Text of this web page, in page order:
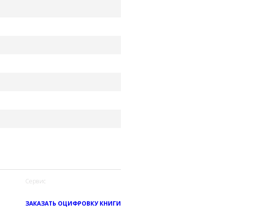
Сервис
ЗАКАЗАТЬ ОЦИФРОВКУ КНИГИ